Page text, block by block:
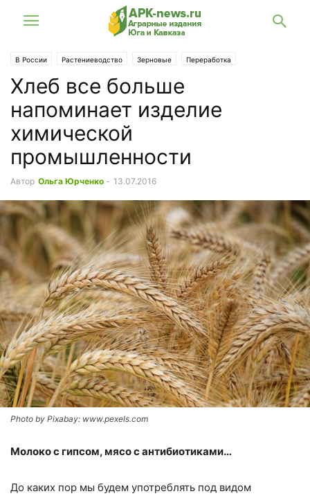
В России Растениеводство Зерновые Переработка
Хлеб все больше
напоминает изделие
химической
промышленности
Автор Ольга Юрченко - 13.07.2016
Photo by Pixabay: www.pexels.com
Молоко с гипсом, мясо с антибиотиками…
До каких пор мы будем употреблять под видом